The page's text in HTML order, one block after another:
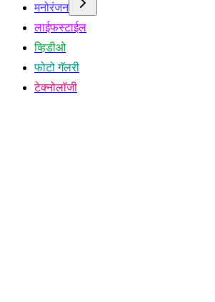
मनोरंजन
लाईफस्टाईल
व्हिडीओ
फोटो गॅलरी
टेक्नोलॉजी